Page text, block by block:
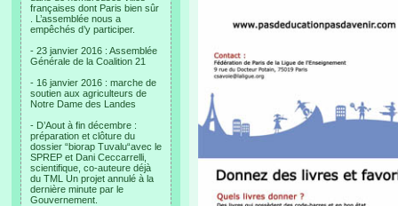
françaises dont Paris bien sûr
. L’assemblée nous a
empêchés d’y participer.
- 23 janvier 2016 : Assemblée
Générale de la Coalition 21
- 16 janvier 2016 : marche de
soutien aux agriculteurs de
Notre Dame des Landes
- D’Aout à fin décembre :
préparation et clôture du
dossier “biorap Tuvalu“avec le
SPREP et Dani Ceccarrelli,
scientifique, co-auteure déjà
du TML Un projet annulé à la
dernière minute par le
Gouvernement.